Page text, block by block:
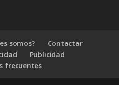
somos?
Contactar
Publicidad
frecuentes